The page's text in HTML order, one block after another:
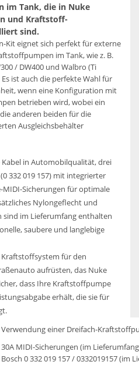
im Tank, die in Nuke
und Kraftstoff-
sind.
Kit eignet sich perfekt für externe
im Tank, wie z. B.
/ DW400 und Walbro (Ti
ist auch die perfekte Wahl für
wenn eine Konfiguration mit
betrieben wird, wobei ein
anderen beiden für die
Ausgleichsbehälter
in Automobilqualität, drei
332 019 157) mit integrierter
Sicherungen für optimale
Nylongeflecht und
sind im Lieferumfang enthalten
saubere und langlebige
Kraftstoffsystem für den
aufrüsten, das Nuke
dass Ihre Kraftstoffpumpe
erhält, die sie für
Verwendung einer Dreifach-
30A MIDI-Sicherungen (im
Bosch 0 332 019 157 / 0332019157 (im